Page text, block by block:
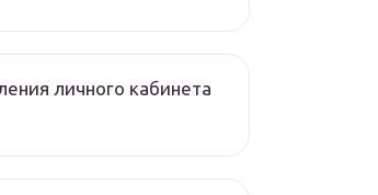
личного кабинета